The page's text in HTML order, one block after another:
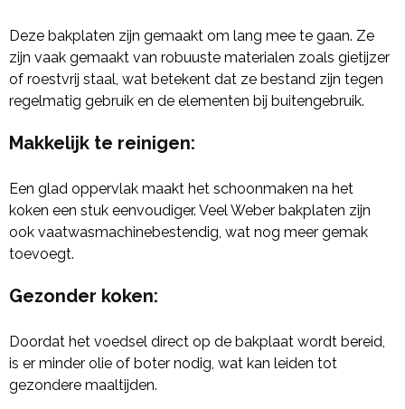
Deze bakplaten zijn gemaakt om lang mee te gaan. Ze
zijn vaak gemaakt van robuuste materialen zoals gietijzer
of roestvrij staal, wat betekent dat ze bestand zijn tegen
regelmatig gebruik en de elementen bij buitengebruik.
Makkelijk te reinigen:
Een glad oppervlak maakt het schoonmaken na het
koken een stuk eenvoudiger. Veel Weber bakplaten zijn
ook vaatwasmachinebestendig, wat nog meer gemak
toevoegt.
Gezonder koken:
Doordat het voedsel direct op de bakplaat wordt bereid,
is er minder olie of boter nodig, wat kan leiden tot
gezondere maaltijden.